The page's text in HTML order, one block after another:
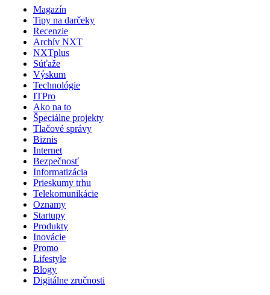
Magazín
Tipy na darčeky
Recenzie
Archív NXT
NXTplus
Súťaže
Výskum
Technológie
ITPro
Ako na to
Špeciálne projekty
Tlačové správy
Biznis
Internet
Bezpečnosť
Informatizácia
Prieskumy trhu
Telekomunikácie
Oznamy
Startupy
Produkty
Inovácie
Promo
Lifestyle
Blogy
Digitálne zručnosti